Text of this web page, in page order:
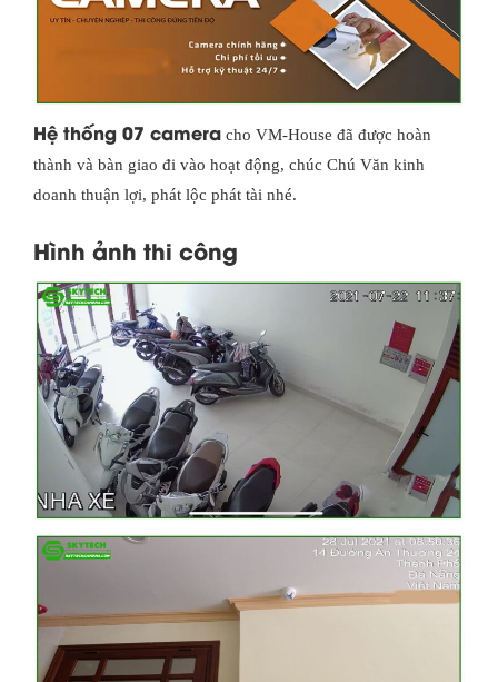
Hệ thống 07 camera cho VM-House đã được hoàn
thành và bàn giao đi vào hoạt động, chúc Chú Văn kinh
doanh thuận lợi, phát lộc phát tài nhé.
Hình ảnh thi công